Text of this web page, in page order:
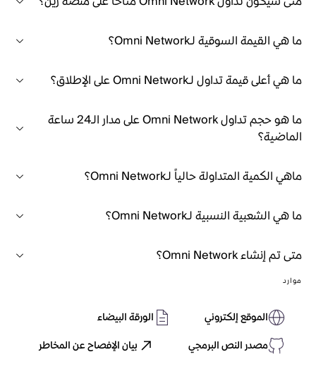
ما هي القيمة السوقية لـOmni Network؟
ما هي أعلى قيمة تداول لـOmni Network على الإطلاق؟
ما هو حجم تداول Omni Network على مدار الـ24 ساعة
الماضية؟
ماهي الكمية المتداولة حالياً لـOmni Network؟
ما هي الشعبية النسبية لـOmni Network؟
متى تم إنشاء Omni Network؟
موارد
الموقع إلكتروني
الورقة البيضاء
مصدر النص البرمجي
بيان الإفصاح عن المخاطر